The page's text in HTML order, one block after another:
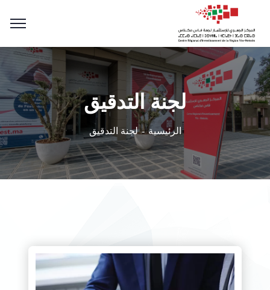
لجنة التدقيق
الرئيسية لجنة التدقيق